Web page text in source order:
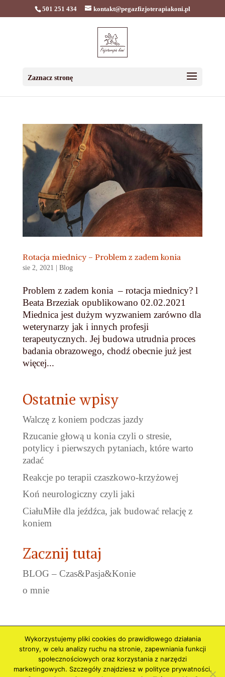
501 251 434 kontakt@pegazfizjoterapiakoni.pl
Zaznacz stronę
Rotacja miednicy – Problem z zadem konia
sie 2, 2021 Blog
Problem z zadem konia – rotacja miednicy? l
Beata Brzeziak opublikowano 02.02.2021
Miednica jest dużym wyzwaniem zarówno dla
weterynarzy jak i innych profesji
terapeutycznych. Jej budowa utrudnia proces
badania obrazowego, chodź obecnie już jest
więcej...
Ostatnie wpisy
Walczę z koniem podczas jazdy
Rzucanie głową u konia czyli o stresie,
potylicy i pierwszych pytaniach, które warto
zadać
Reakcje po terapii czaszkowo-krzyżowej
Koń neurologiczny czyli jaki
CiałuMiłe dla jeźdźca, jak budować relację z
koniem
Zacznij tutaj
BLOG – Czas&Pasja&Konie
o mnie
Polityka prywatności i Cookies
Regulamin
Regulamin Newslettera
Wykorzystujemy pliki cookies do prawidłowego działania
strony, w celu analizy ruchu na stronie, zapewniania funkcji
społecznościowych oraz korzystania z narzędzi
marketingowych. Szczegóły znajdziesz w polityce prywatności.